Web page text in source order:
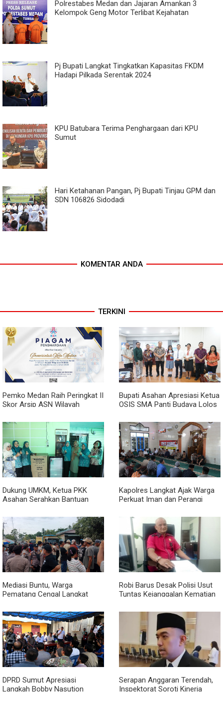
Polrestabes Medan dan Jajaran Amankan 3
Kelompok Geng Motor Terlibat Kejahatan
Pj Bupati Langkat Tingkatkan Kapasitas FKDM
Hadapi Pilkada Serentak 2024
KPU Batubara Terima Penghargaan dari KPU
Sumut
Hari Ketahanan Pangan, Pj Bupati Tinjau GPM dan
SDN 106826 Sidodadi
KOMENTAR ANDA
TERKINI
Pemko Medan Raih Peringkat II
Skor Arsip ASN Wilayah
Bupati Asahan Apresiasi Ketua
OSIS SMA Panti Budaya Lolos
Nasional
Dukung UMKM, Ketua PKK
Asahan Serahkan Bantuan
Sentang
Kapolres Langkat Ajak Warga
Perkuat Iman dan Perangi
Curhat
Mediasi Buntu, Warga
Pematang Cengal Langkat
Robi Barus Desak Polisi Usut
Tuntas Kejanggalan Kematian
Minta Otopsi Ulang
DPRD Sumut Apresiasi
Langkah Bobby Nasution
Serapan Anggaran Terendah,
Inspektorat Soroti Kinerja